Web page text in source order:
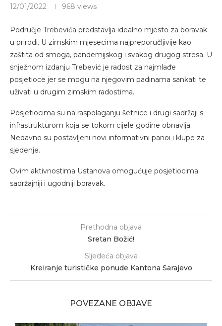
12/01/2022 968 views
Područje Trebevića predstavlja idealno mjesto za boravak
u prirodi. U zimskim mjesecima najpreporučljivije kao
zaštita od smoga, pandemijskog i svakog drugog stresa. U
snježnom izdanju Trebević je radost za najmlađe
posjetioce jer se mogu na njegovim padinama sankati te
uživati u drugim zimskim radostima.
Posjetiocima su na raspolaganju šetnice i drugi sadržaji s
infrastrukturom koja se tokom cijele godine obnavlja.
Nedavno su postavljeni novi informativni panoi i klupe za
sjedenje.
Ovim aktivnostima Ustanova omogućuje posjetiocima
sadržajniji i ugodniji boravak.
Prethodna objava
Sretan Božić!
Sljedeća objava
Kreiranje turističke ponude Kantona Sarajevo
POVEZANE OBJAVE